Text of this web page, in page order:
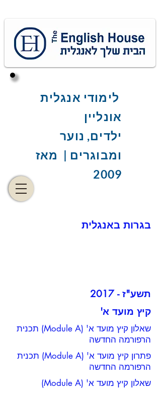
לימודי אנגלית
אונליין
ילדים, נוער
ומבוגרים | מאז
2009
בגרות באנגלית
תשע"ז - 2017
שאלון קיץ מועד א' (Module A) תכנית
הרפורמה החדשה
קיץ מועד א'
פתרון קיץ מועד א' (Module A) תכנית
הרפורמה החדשה
שאלון קיץ מועד א' (Module A)